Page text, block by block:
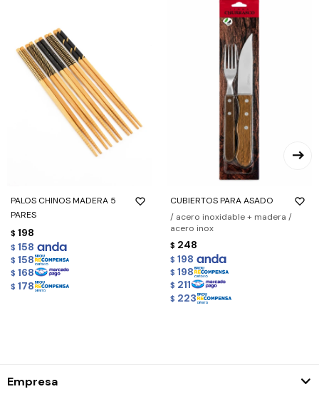
PALOS CHINOS MADERA 5
PARES
$ 198
$ 158
$ 158
$ 168
$ 178
CUBIERTOS PARA ASADO
/ acero inoxidable + madera /
acero inox
$ 248
$ 198
$ 198
$ 211
$ 223
Empresa